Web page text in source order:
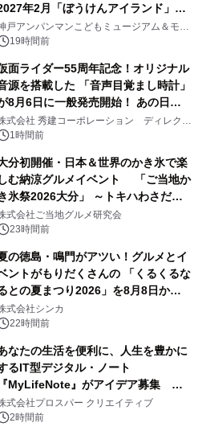
年2月「ぼうけんアイランド」が
ープン
戸アンパンマンこどもミュージアム＆モー
19時間前
面ライダー55周年記念！オリジナル
源を搭載した 「音声目覚まし時計」
8月6日に一般発売開始！ あの日の
興奮が今甦る
式会社 秀建コーポレーション ディレクト
ートギャラリー
1時間前
分初開催・日本＆世界のかき氷で楽
しむ納涼グルメイベント 「ご当地か
氷祭2026大分」 ～トキハわさだタ
ンで8月21日～31日まで11日間限定
催～
式会社ご当地グルメ研究会
23時間前
の徳島・鳴門がアツい！グルメとイ
ントがもりだくさんの 「くるくるな
との夏まつり2026」を8月8日から9
間開催 ～夏限定メニューや大抽選
、大学芋スティックの振る舞いも～
式会社シンカ
22時間前
なたの生活を便利に、人生を豊かに
るIT型デジタル・ノート
『MyLifeNote』がアイデア募集 優
賞100名に1年間無償試用
式会社プロスパー クリエイティブ
2時間前